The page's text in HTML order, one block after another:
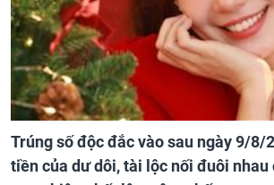
Trúng số độc đắc vào sau ngày 9/8/
tiền của dư dôi, tài lộc nối đuôi nhau